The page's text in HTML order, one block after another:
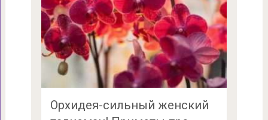
Орхидея-сильный женский